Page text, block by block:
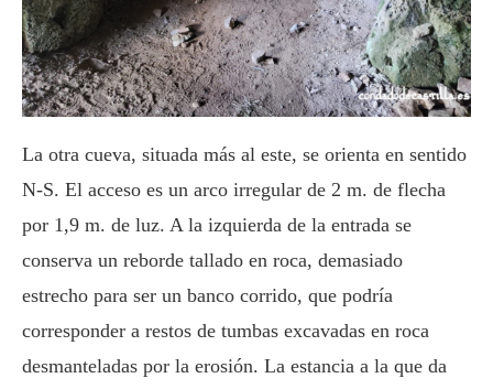
La otra cueva, situada más al este, se orienta en sentido
N-S. El acceso es un arco irregular de 2 m. de flecha
por 1,9 m. de luz. A la izquierda de la entrada se
conserva un reborde tallado en roca, demasiado
estrecho para ser un banco corrido, que podría
corresponder a restos de tumbas excavadas en roca
desmanteladas por la erosión. La estancia a la que da